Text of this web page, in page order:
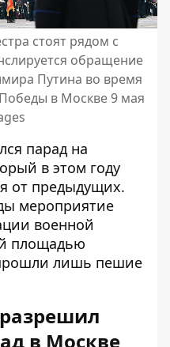
стоят рядом с
обращение
Путина во время
в Москве 9 мая
парад на
в этом году
от предыдущих.
мероприятие
военной
площадью
лишь пешие
в Москве